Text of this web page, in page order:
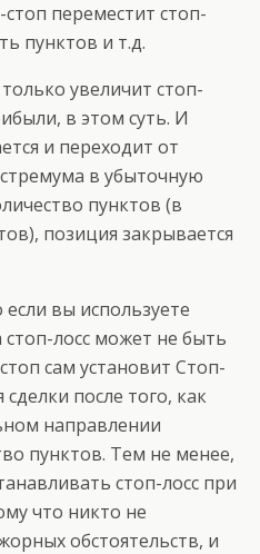
переместит стоп-
пунктов и т.д.
увеличит стоп-
в этом суть. И
и переходит от
в убыточную
пунктов (в
позиция закрывается
вы используете
лосс может не быть
сам установит Стоп-
после того, как
направлении
пунктов. Тем не менее,
стоп-лосс при
что никто не
обстоятельств, и